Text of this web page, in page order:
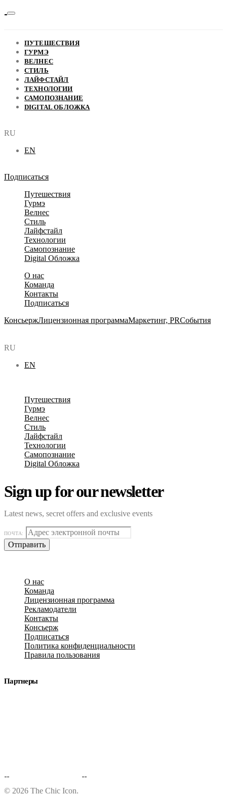
ПУТЕШЕСТВИЯ
ГУРМЭ
ВЕЛНЕС
СТИЛЬ
ЛАЙФСТАЙЛ
ТЕХНОЛОГИИ
САМОПОЗНАНИЕ
DIGITAL ОБЛОЖКА
RU
EN
Подписаться
Путешествия
Гурмэ
Велнес
Стиль
Лайфстайл
Технологии
Самопознание
Digital Обложка
О нас
Команда
Контакты
Подписаться
КонсьержЛицензионная программаМаркетинг, PRСобытия
RU
EN
Путешествия
Гурмэ
Велнес
Стиль
Лайфстайл
Технологии
Самопознание
Digital Обложка
Sign up for our newsletter
Latest news, secret offers and exclusive events
ПОЧТА:
Отправить
О нас
Команда
Лицензионная программа
Рекламодатели
Контакты
Консьерж
Подписаться
Политика конфиденциальности
Правила пользования
Партнеры
© 2026 The Chic Icon.